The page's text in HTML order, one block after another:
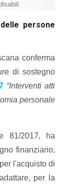
persone
conferma
di sostegno
“Interventi atti
personale
81/2017, ha
finanziario,
l'acquisto di
per la